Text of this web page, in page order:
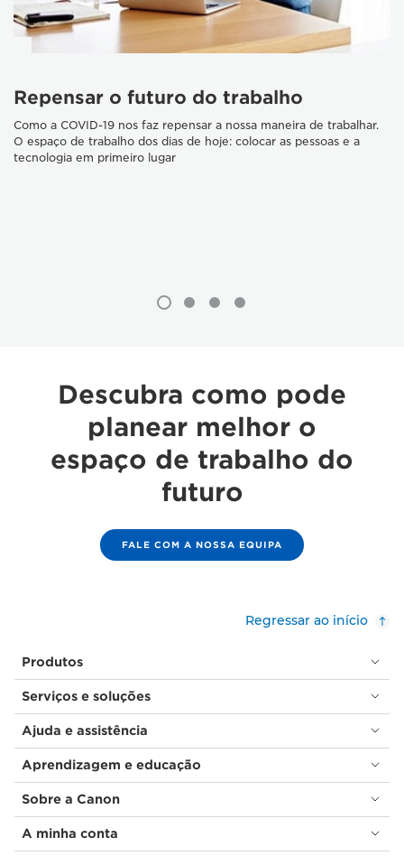
Repensar o futuro do trabalho
Como a COVID-19 nos faz repensar a nossa maneira de trabalhar.
O espaço de trabalho dos dias de hoje: colocar as pessoas e a
tecnologia em primeiro lugar
Descubra como pode
planear melhor o
espaço de trabalho do
futuro
FALE COM A NOSSA EQUIPA
Regressar ao início
Produtos
Serviços e soluções
Ajuda e assistência
Aprendizagem e educação
Sobre a Canon
A minha conta